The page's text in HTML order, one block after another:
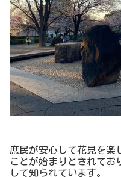
庶民が安心して花見を楽
ことが始まりとされてお
して知られています。